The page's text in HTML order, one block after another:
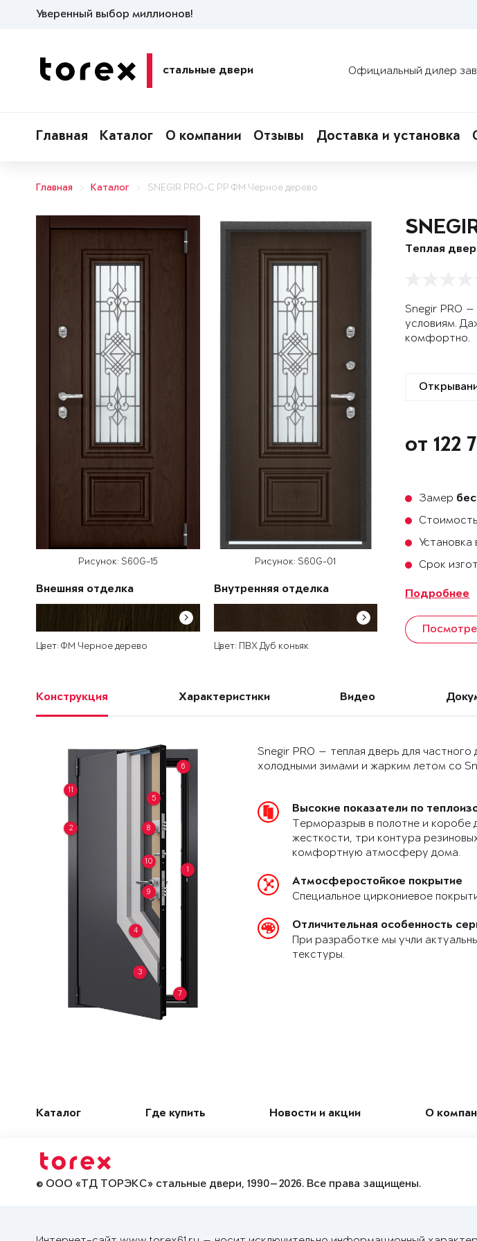
Уверенный выбор миллионов!
стальные двери Официальный дилер
Главная Каталог О компании Отзывы Доставка и установка
Главная Каталог SNEGIR PRO-C PP ФМ Черное дерево
Рисунок: S60G-15
Внешняя отделка
Цвет: ФМ Черное дерево
Рисунок: S60G-01
Внутренняя отделка
Цвет: ПВХ Дуб коньяк
Теплая
Snegir PRO
условиям.
комфортно.
от 122
Замер
Установка
Срок
Подробнее
Конструкция Характеристики Видео
1
2
3
4
5
6
7
8
9
10
11
Snegir PRO — теплая дверь для
холодными зимами и жарким летом со
Высокие показатели по
Терморазрыв в полотне и коробе
жесткости, три контура
комфортную атмосферу дома.
Атмосферостойкое покрытие
Специальное циркониевое
Отличительная особенность
При разработке мы учли
текстуры.
Каталог Где купить Новости и акции О
© ООО «ТД ТОРЭКС» стальные двери, 1990—2026. Все права защищены.